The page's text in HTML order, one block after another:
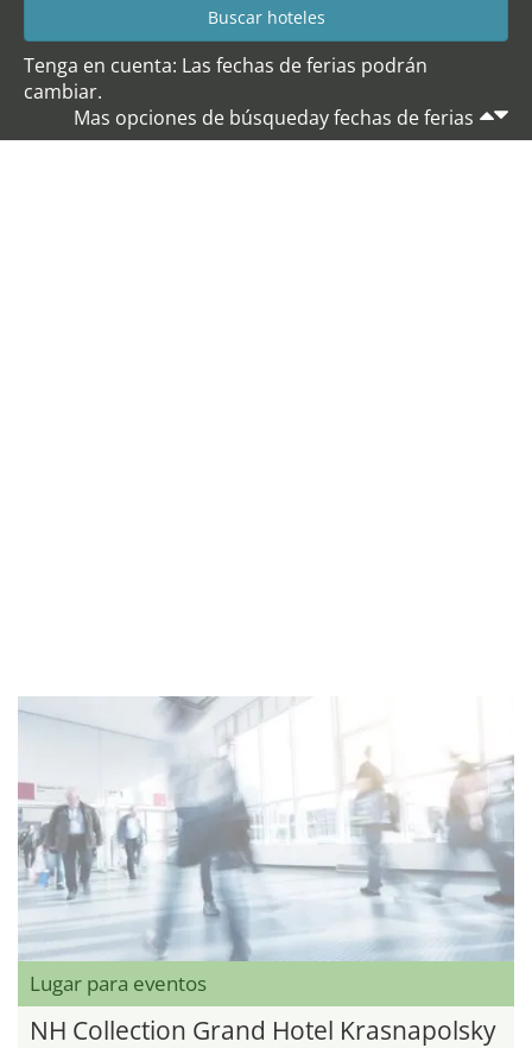
Tenga en cuenta: Las fechas de ferias podrán
cambiar.
Mas opciones de búsqueday fechas de ferias
Lugar para eventos
NH Collection Grand Hotel Krasnapolsky